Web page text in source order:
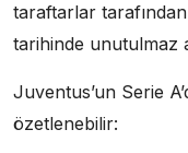
taraftarlar
tarihinde unutulmaz
Juventus’un Serie
özetlenebilir: